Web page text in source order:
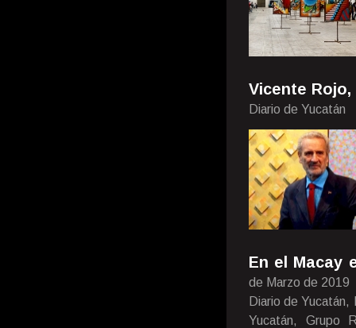
Vicente
Diario de Yucatán
En el Macay
de Marzo de 2019
Diario de
Yucatán, Grupo